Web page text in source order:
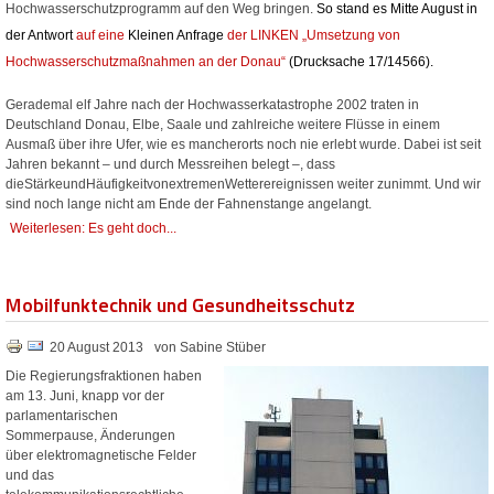
Hochwasserschutzprogramm auf den Weg bringen. So stand es Mitte August in
derAntwortauf eine Kleinen Anfrage der LINKEN „Umsetzung von
Hochwasserschutzmaßnahmen an der Donau“ (Drucksache 17/14566).
Gerademal elfJahre nach der Hochwasserkatastrophe 2002 traten in
Deutschland Donau, Elbe, Saale und zahlreiche weitere Flüsse in einem
Ausmaß über ihre Ufer, wie es mancherorts noch nie erlebt wurde. Dabei ist seit
Jahren bekannt – und durch Messreihen belegt –, dass
dieStärkeund HäufigkeitvonextremenWetterereignissen weiter zunimmt. Und wir
sind noch lange nicht am Ende der Fahnenstange angelangt.
Weiterlesen: Es geht doch...
Mobilfunktechnik und Gesundheitsschutz
20 August 2013 von Sabine Stüber
Die Regierungsfraktionen haben
am 13. Juni, knapp vor der
parlamentarischen
Sommerpause, Änderungen
über elektromagnetische Felder
und das